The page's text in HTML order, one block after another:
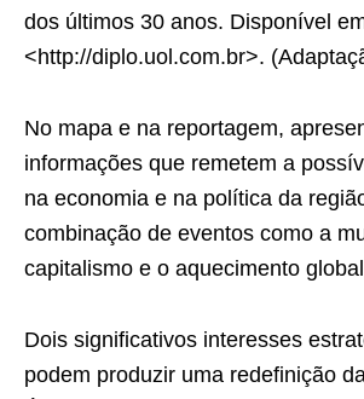
dos últimos 30 anos. Disponível
<http://diplo.uol.com.br>.
No mapa e na reportagem,
informações que remetem a
na economia e na política da
combinação de eventos como a
capitalismo e o aquecimento
Dois significativos interesses
podem produzir uma redefinição